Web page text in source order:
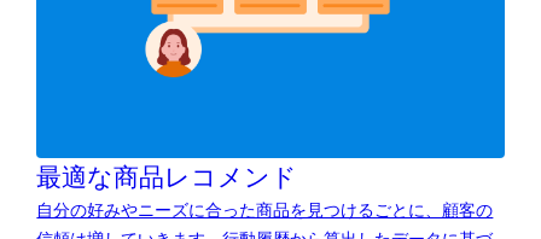
自分の好みやニーズに合った商品を見つけるごとに、顧客の
信頼は増していきます。行動履歴から算出したデータに基づ
くレコメンドで、ファンを生み出す環境を醸成できます。